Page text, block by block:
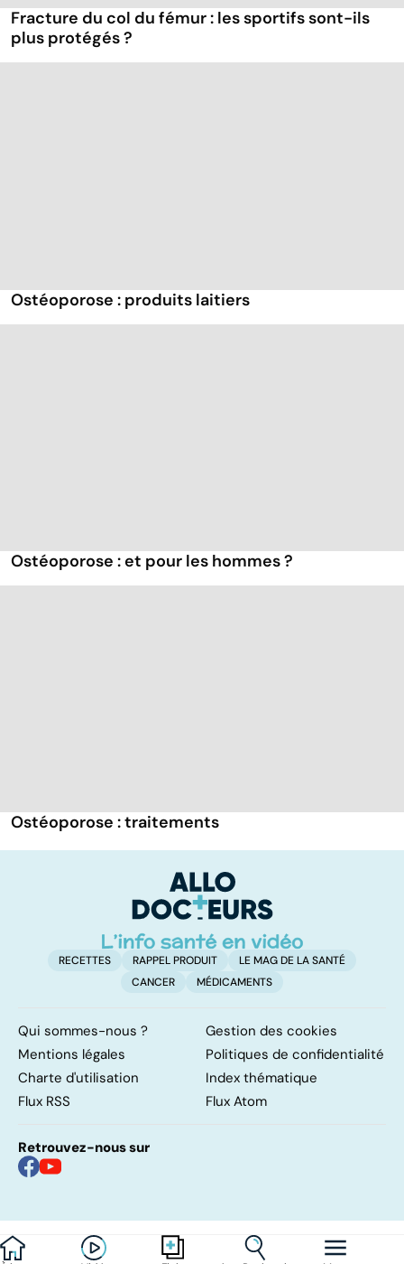
Fracture du col du fémur : les sportifs sont-ils
plus protégés ?
Ostéoporose : produits laitiers
Ostéoporose : et pour les hommes ?
Ostéoporose : traitements
RECETTES RAPPEL PRODUIT
LE MAG DE LA SANTÉ
CANCER
MÉDICAMENTS
Qui sommes-nous ?
Gestion des cookies
Mentions légales
Politiques de confidentialité
Charte d'utilisation
Index thématique
Flux RSS
Flux Atom
Retrouvez-nous sur